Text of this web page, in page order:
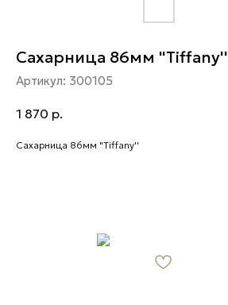
Сахарница 86мм "Tiffany''
Артикул: 300105
1 870 р.
Сахарница 86мм "Tiffany''